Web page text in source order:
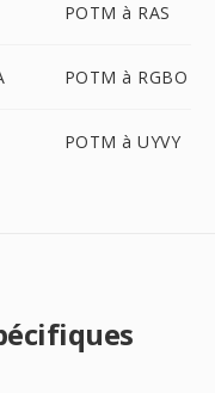
POTM à RAS
POTM à RGBO
POTM à UYVY